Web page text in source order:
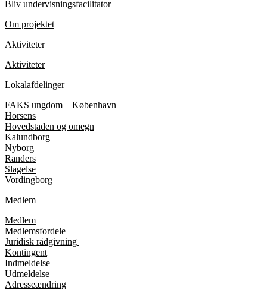
Bliv undervisningsfacilitator
Om projektet
Aktiviteter
Aktiviteter
Lokalafdelinger
FAKS ungdom – København
Horsens
Hovedstaden og omegn
Kalundborg
Nyborg
Randers
Slagelse
Vordingborg
Medlem
Medlem
Medlemsfordele
Juridisk rådgivning
Kontingent
Indmeldelse
Udmeldelse
Adresseændring